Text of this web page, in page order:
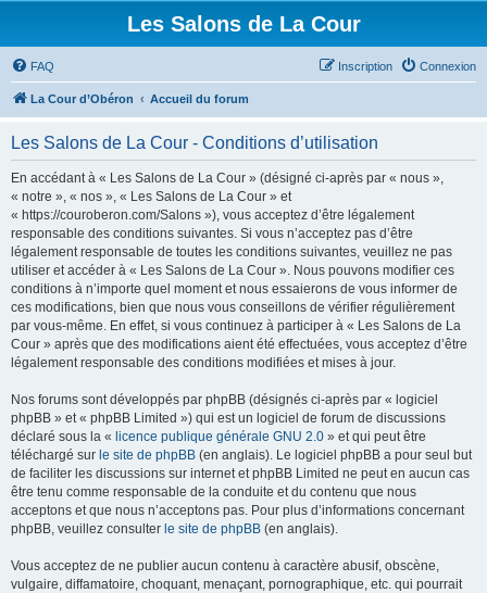
Les Salons de La Cour
FAQ Connexion
Inscription
La Cour d’Obéron Accueil du forum
Les Salons de La Cour - Conditions d’utilisation
En accédant à « Les Salons de La Cour » (désigné ci-après par « nous »,
« notre », « nos », « Les Salons de La Cour » et
« https://couroberon.com/Salons »), vous acceptez d’être légalement
responsable des conditions suivantes. Si vous n’acceptez pas d’être
légalement responsable de toutes les conditions suivantes, veuillez ne pas
utiliser et accéder à « Les Salons de La Cour ». Nous pouvons modifier ces
conditions à n’importe quel moment et nous essaierons de vous informer de
ces modifications, bien que nous vous conseillons de vérifier régulièrement
par vous-même. En effet, si vous continuez à participer à « Les Salons de La
Cour » après que des modifications aient été effectuées, vous acceptez d’être
légalement responsable des conditions modifiées et mises à jour.
Nos forums sont développés par phpBB (désignés ci-après par « logiciel
phpBB » et « phpBB Limited ») qui est un logiciel de forum de discussions
déclaré sous la « licence publique générale GNU 2.0 » et qui peut être
téléchargé sur le site de phpBB (en anglais). Le logiciel phpBB a pour seul but
de faciliter les discussions sur internet et phpBB Limited ne peut en aucun cas
être tenu comme responsable de la conduite et du contenu que nous
acceptons et que nous n’acceptons pas. Pour plus d’informations concernant
phpBB, veuillez consulter le site de phpBB (en anglais).
Vous acceptez de ne publier aucun contenu à caractère abusif, obscène,
vulgaire, diffamatoire, choquant, menaçant, pornographique, etc. qui pourrait